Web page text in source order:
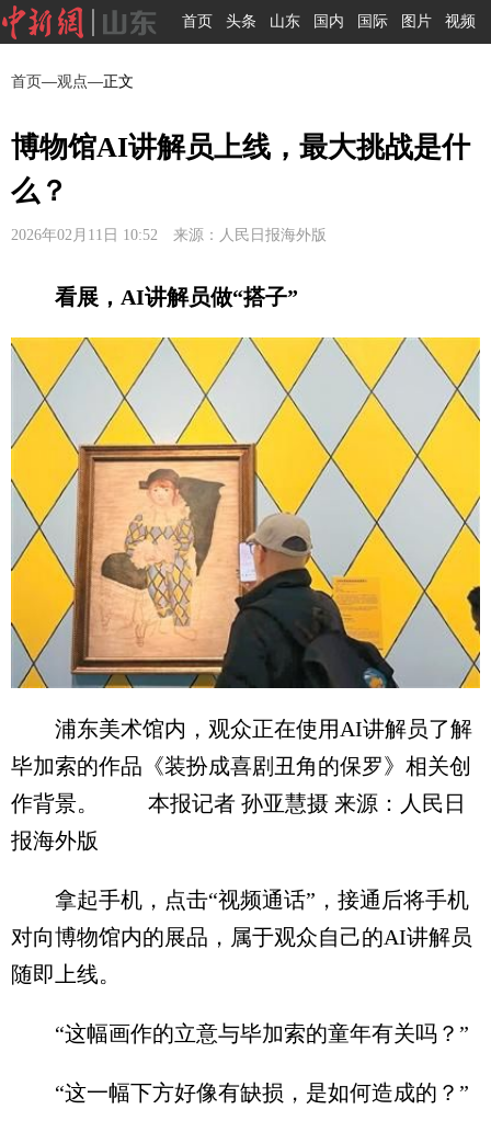
首页 头条 山东 国内 国际 图片 视频
首页—观点—正文
博物馆AI讲解员上线，最大挑战是什
么？
2026年02月11日 10:52 来源：人民日报海外版
看展，AI讲解员做“搭子”
浦东美术馆内，观众正在使用AI讲解员了解
毕加索的作品《装扮成喜剧丑角的保罗》相关创
作背景。 本报记者 孙亚慧摄 来源：人民日
报海外版
拿起手机，点击“视频通话”，接通后将手机
对向博物馆内的展品，属于观众自己的AI讲解员
随即上线。
“这幅画作的立意与毕加索的童年有关吗？”
“这一幅下方好像有缺损，是如何造成的？”